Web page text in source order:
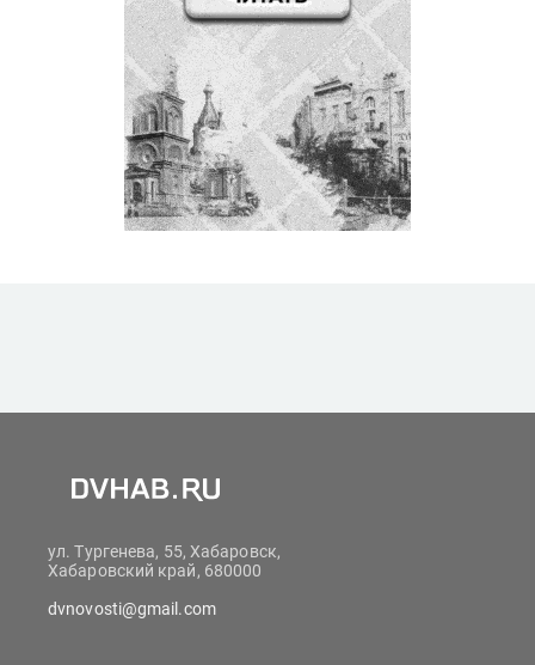
ул. Тургенева, 55, Хабаровск,
Хабаровский край, 680000
dvnovosti@gmail.com